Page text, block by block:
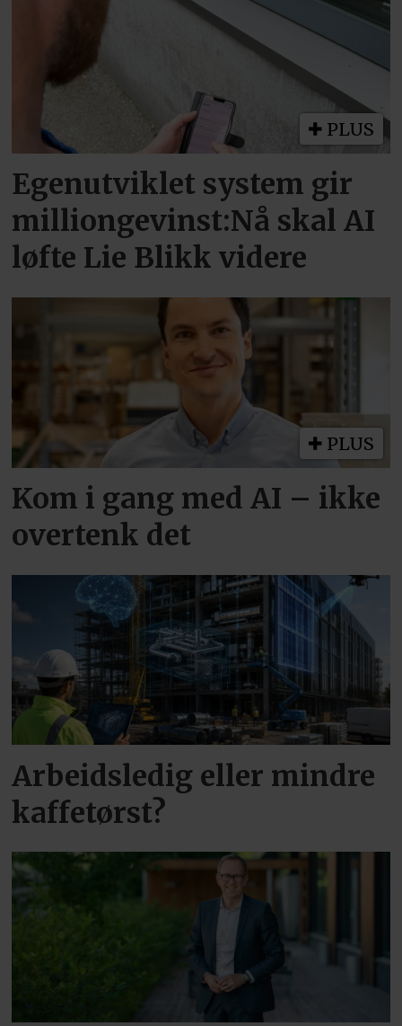
PLUS
Egenutviklet system gir
milliongevinst:Nå skal AI
løfte Lie Blikk videre
PLUS
Kom i gang med AI – ikke
overtenk det
Arbeidsledig eller mindre
kaffetørst?